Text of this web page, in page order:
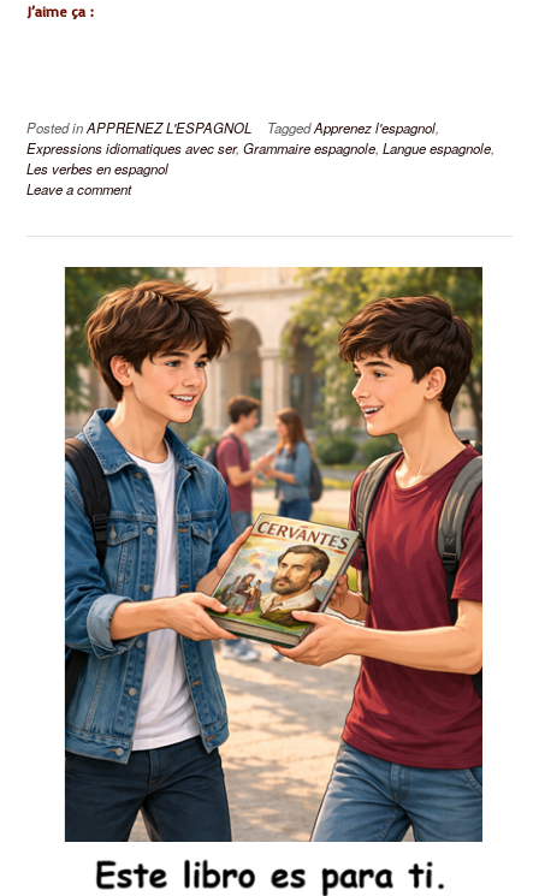
J’aime ça :
Posted inAPPRENEZ L'ESPAGNOL TaggedApprenez l'espagnol,
Expressions idiomatiques avec ser, Grammaire espagnole, Langue espagnole,
Les verbes en espagnol
Leave a comment